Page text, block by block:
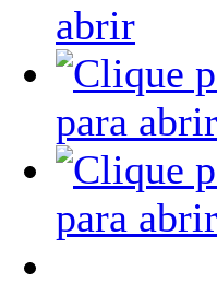
abrir
para abrir
para abrir